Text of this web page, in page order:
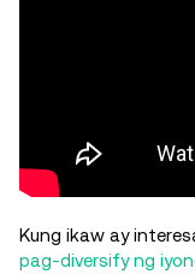
Kung ikaw ay
pag-diversify ng